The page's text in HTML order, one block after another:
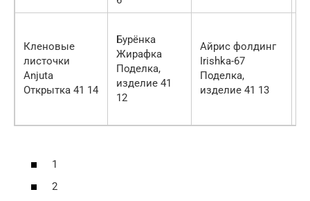
Кленовые
листочки
Anjuta
Открытка 41 14
Бурёнка
Жирафка
Поделка,
изделие 41
12
Айрис фолдинг
Irishka-67
Поделка,
изделие 41 13
1
2